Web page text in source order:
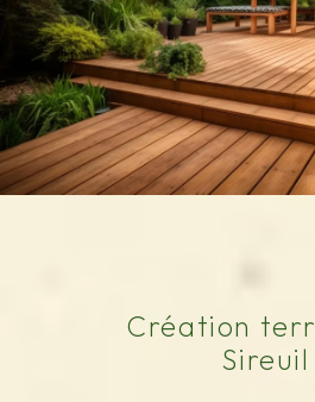
Création
Sireuil